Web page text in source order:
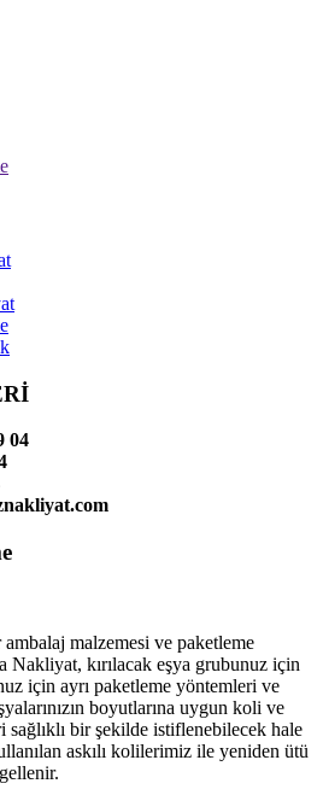
04
malzemesi ve paketleme
Nakliyat, kırılacak eşya grubunuz için
için ayrı paketleme yöntemleri ve
boyutlarına uygun koli ve
sağlıklı bir şekilde istiflenebilecek hale
askılı kolilerimiz ile yeniden ütü